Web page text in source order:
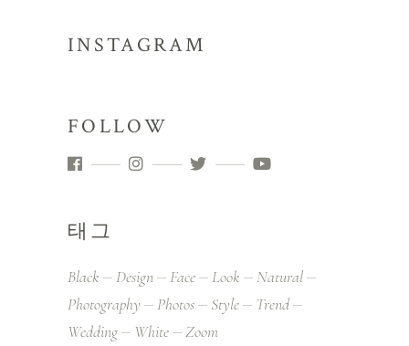
INSTAGRAM
FOLLOW
태그
Black Design Face Look
Natural
Photography
Photos Style
Trend
Wedding
White Zoom